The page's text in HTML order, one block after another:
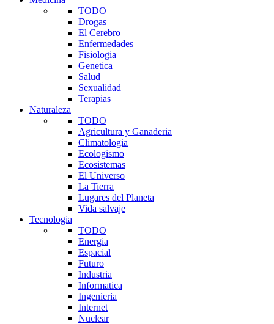
TODO
Drogas
El Cerebro
Enfermedades
Fisiologia
Genetica
Salud
Sexualidad
Terapias
Naturaleza
TODO
Agricultura y Ganaderia
Climatologia
Ecologismo
Ecosistemas
El Universo
La Tierra
Lugares del Planeta
Vida salvaje
Tecnologia
TODO
Energia
Espacial
Futuro
Industria
Informatica
Ingenieria
Internet
Nuclear